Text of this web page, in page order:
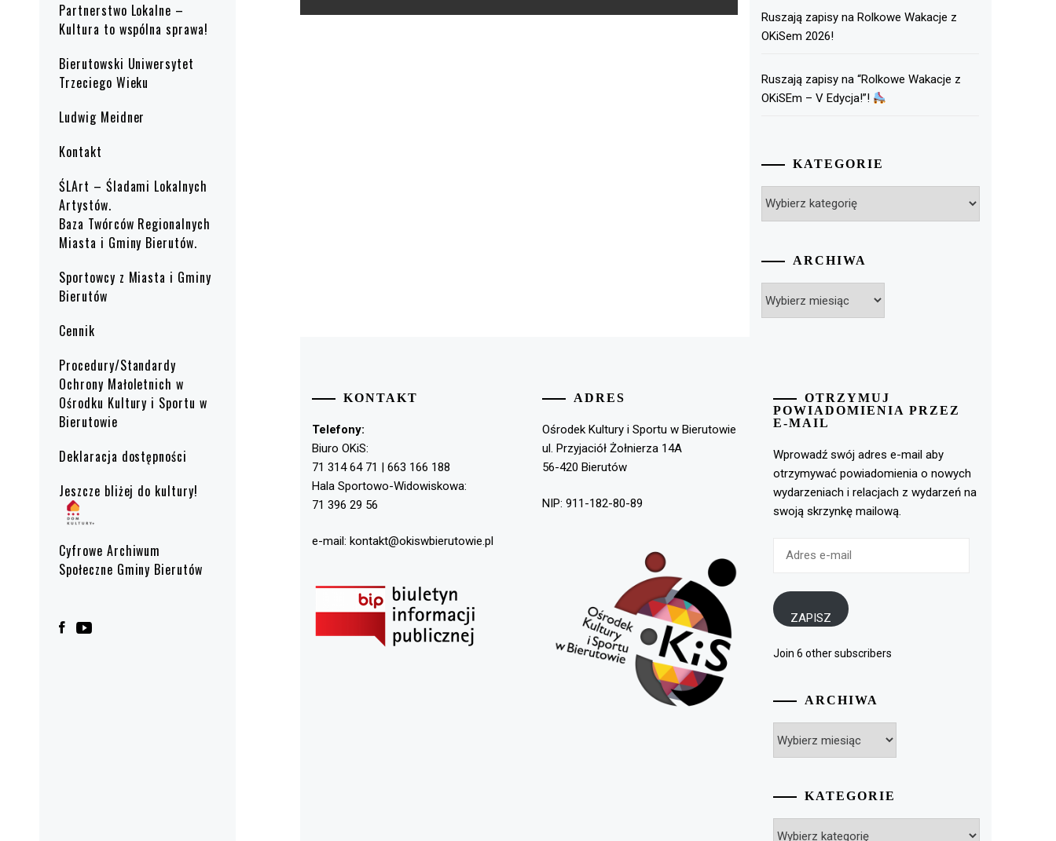
Partnerstwo Lokalne –
Kultura to wspólna sprawa!
Bierutowski Uniwersytet
Trzeciego Wieku
Ludwig Meidner
Kontakt
ŚLArt – Śladami Lokalnych
Artystów.
Baza Twórców Regionalnych
Miasta i Gminy Bierutów.
Sportowcy z Miasta i Gminy
Bierutów
Cennik
Procedury/Standardy
Ochrony Małoletnich w
Ośrodku Kultury i Sportu w
Bierutowie
Deklaracja dostępności
Jeszcze bliżej do kultury!
Cyfrowe Archiwum
Społeczne Gminy Bierutów
Ruszają zapisy na Rolkowe Wakacje z
OKiSem 2026!
Ruszają zapisy na “Rolkowe Wakacje z
OKiSEm – V Edycja!”!
KATEGORIE
ARCHIWA
KONTAKT
Telefony:
Biuro OKiS:
71 314 64 71 | 663 166 188
Hala Sportowo-Widowiskowa:
71 396 29 56
e-mail: kontakt@okiswbierutowie.pl
ADRES
Ośrodek Kultury i Sportu w Bierutowie
ul. Przyjaciół Żołnierza 14A
56-420 Bierutów
NIP: 911-182-80-89
OTRZYMUJ
POWIADOMIENIA PRZEZ
E-MAIL
Wprowadź swój adres e-mail aby
otrzymywać powiadomienia o nowych
wydarzeniach i relacjach z wydarzeń na
swoją skrzynkę mailową.
ZAPISZ
Join 6 other subscribers
ARCHIWA
KATEGORIE